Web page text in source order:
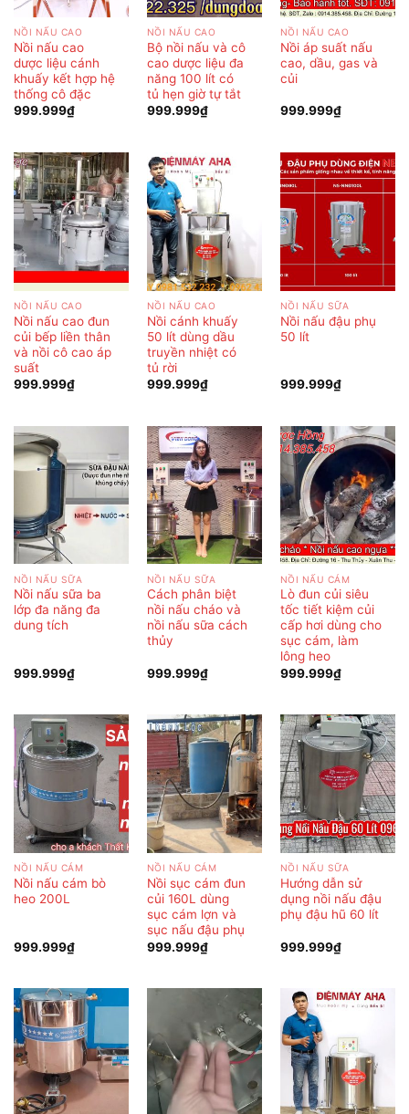
NỒI NẤU CAO
Nồi nấu cao
dược liệu cánh
khuấy kết hợp hệ
thống cô đặc
999.999₫
NỒI NẤU CAO
Bộ nồi nấu và cô
cao dược liệu đa
năng 100 lít có
tủ hẹn giờ tự tắt
999.999₫
NỒI NẤU CAO
Nồi áp suất nấu
cao, dầu, gas và
củi
999.999₫
NỒI NẤU CAO
Nồi nấu cao đun
củi bếp liền thân
và nồi cô cao áp
suất
999.999₫
NỒI NẤU CAO
Nồi cánh khuấy
50 lít dùng dầu
truyền nhiệt có
tủ rời
999.999₫
NỒI NẤU SỮA
Nồi nấu đậu phụ
50 lít
999.999₫
NỒI NẤU SỮA
Nồi nấu sữa ba
lớp đa năng đa
dung tích
999.999₫
NỒI NẤU SỮA
Cách phân biệt
nồi nấu cháo và
nồi nấu sữa cách
thủy
999.999₫
NỒI NẤU CÁM
Lò đun củi siêu
tốc tiết kiệm củi
cấp hơi dùng cho
sục cám, làm
lông heo
999.999₫
NỒI NẤU CÁM
Nồi nấu cám bò
heo 200L
999.999₫
NỒI NẤU CÁM
Nồi sục cám đun
củi 160L dùng
sục cám lợn và
sục nấu đậu phụ
999.999₫
NỒI NẤU SỮA
Hướng dẫn sử
dụng nồi nấu đậu
phụ đậu hũ 60 lít
999.999₫